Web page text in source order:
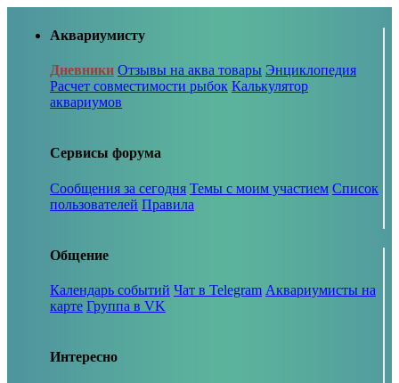
Аквариумисту
Дневники Отзывы на аква товары Энциклопедия
Расчет совместимости рыбок Калькулятор
аквариумов
Сервисы форума
Сообщения за сегодня Темы с моим участием Список
пользователей Правила
Общение
Календарь событий Чат в Telegram Аквариумисты на
карте Группа в VK
Интересно